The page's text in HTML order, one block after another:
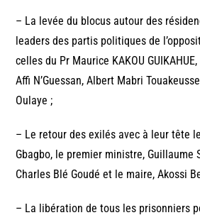
– La levée du blocus autour des
leaders des partis politiques de
celles du Pr Maurice KAKOU
Affi N’Guessan, Albert Mabri
Oulaye ;
– Le retour des exilés avec à leur tête
Gbagbo, le premier ministre, Guillaume
Charles Blé Goudé et le maire, Akossi
– La libération de tous les prisonniers